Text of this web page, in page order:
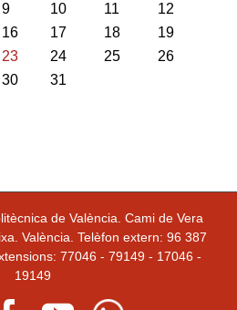
9 10 11
12
16 17 18
19
23 24 25
26
30
31
de València. Cami de Vera
València. Telèfon extern: 96 387
77046 - 79149 - 17046 -
19149